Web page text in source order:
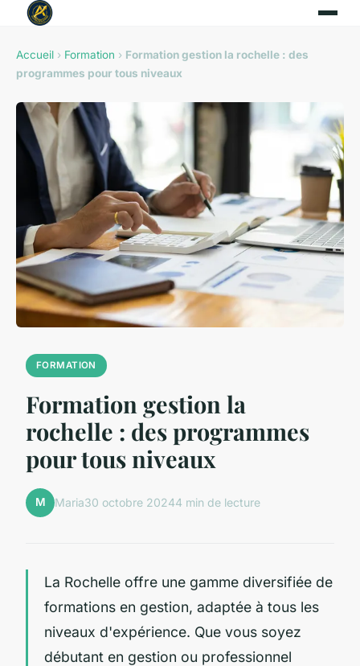
Accueil › Formation › Formation gestion la rochelle : des
programmes pour tous niveaux
FORMATION
Formation gestion la
rochelle : des programmes
pour tous niveaux
M Maria30 octobre 20244 min de lecture
La Rochelle offre une gamme diversifiée de
formations en gestion, adaptée à tous les
niveaux d'expérience. Que vous soyez
débutant en gestion ou professionnel